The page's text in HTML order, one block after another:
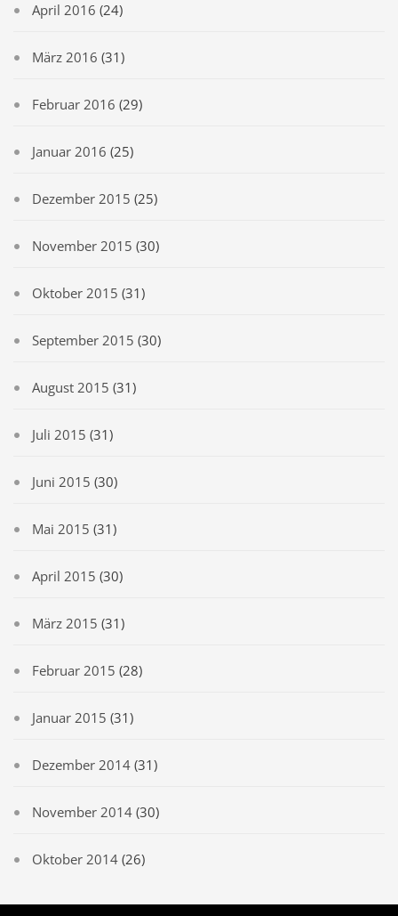
April 2016 (24)
März 2016 (31)
Februar 2016 (29)
Januar 2016 (25)
Dezember 2015 (25)
November 2015 (30)
Oktober 2015 (31)
September 2015 (30)
August 2015 (31)
Juli 2015 (31)
Juni 2015 (30)
Mai 2015 (31)
April 2015 (30)
März 2015 (31)
Februar 2015 (28)
Januar 2015 (31)
Dezember 2014 (31)
November 2014 (30)
Oktober 2014 (26)